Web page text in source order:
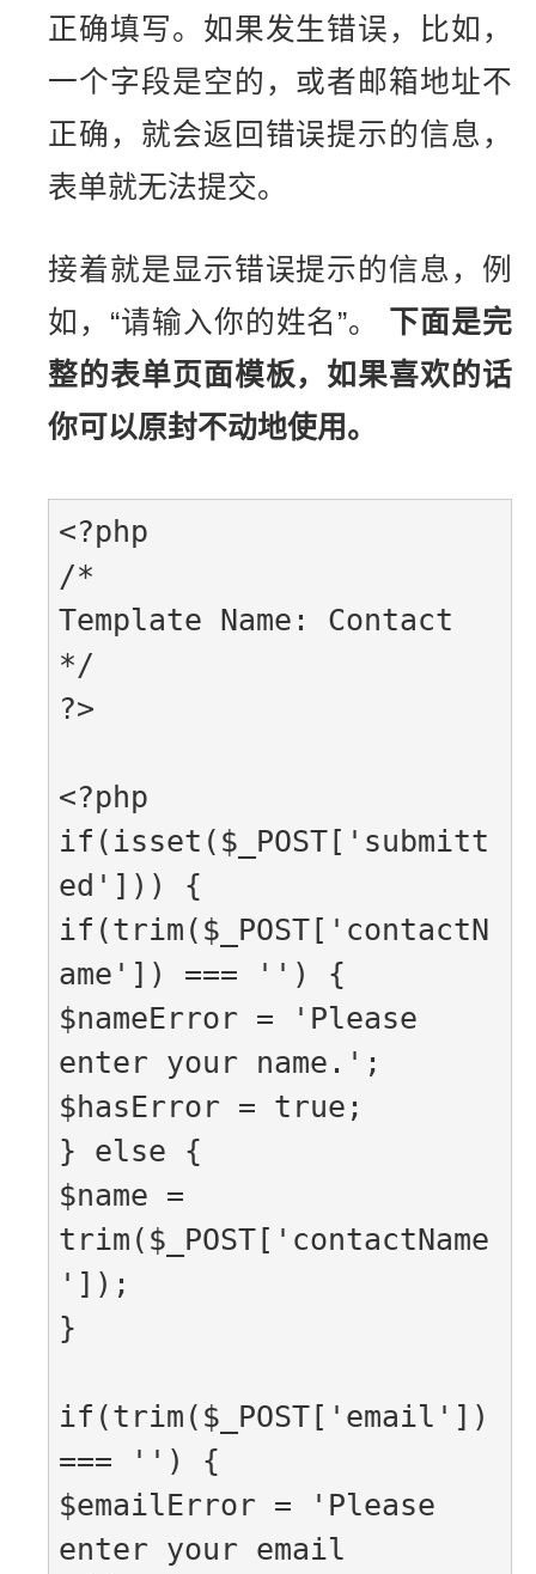
正确填写。如果发生错误，比如，
一个字段是空的，或者邮箱地址不
正确，就会返回错误提示的信息，
表单就无法提交。
接着就是显示错误提示的信息，例
如，“请输入你的姓名”。 下面是完
整的表单页面模板，如果喜欢的话
你可以原封不动地使用。
<?php
/*
Template Name: Contact
*/
?>
<?php
if(isset($_POST['submitt
ed'])) {
if(trim($_POST['contactN
ame']) === '') {
$nameError = 'Please
enter your name.';
$hasError = true;
} else {
$name =
trim($_POST['contactName
']);
}
if(trim($_POST['email'])
=== '') {
$emailError = 'Please
enter your email